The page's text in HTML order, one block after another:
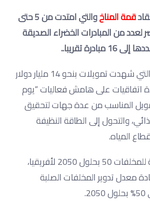
قمةالمناخ
والتي امتدت من 5 حتى
لعدد من المبادرات الخضراء الصديقة
تقريبا..
1- مبادرة “نوفي” التي شهدت تمويلات بنحو 14 مليار دولار
اتفاقيات على هامش فعاليات “يوم
المناسب من عدة جهات لتحقيق
والتحول إلى الطاقة النظيفة
المياه.
2- المبادرة العالمية للمخلفات 50 بحلول 2050 لأفريقيا،
معدل تدوير المخلفات الصلبة